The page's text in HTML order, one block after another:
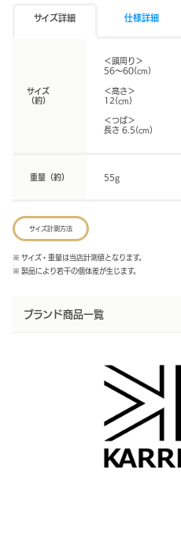
サイズ詳細 仕様詳細
サイズ
（約）
＜頭周り＞
56～60(cm)
＜高さ＞
12(cm)
＜つば＞
長さ 6.5(cm)
重量（約） 55g
サイズ計測方法
※ サイズ・重量は当店計測値となります。
※ 製品により若干の個体差が生じます。
ブランド商品一覧